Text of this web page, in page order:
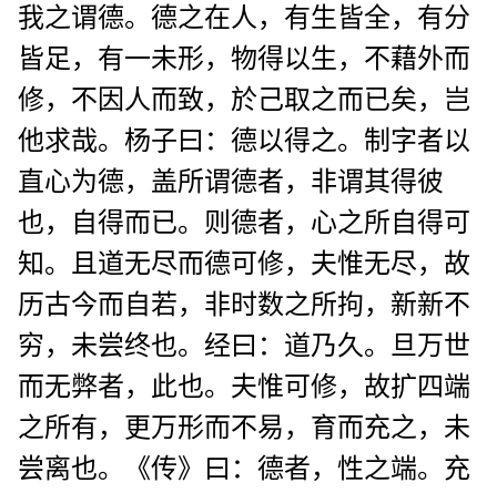
我之谓德。德之在人，有生皆全，有分
皆足，有一未形，物得以生，不藉外而
修，不因人而致，於己取之而已矣，岂
他求哉。杨子曰：德以得之。制字者以
直心为德，盖所谓德者，非谓其得彼
也，自得而已。则德者，心之所自得可
知。且道无尽而德可修，夫惟无尽，故
历古今而自若，非时数之所拘，新新不
穷，未尝终也。经曰：道乃久。旦万世
而无弊者，此也。夫惟可修，故扩四端
之所有，更万形而不易，育而充之，未
尝离也。《传》曰：德者，性之端。充